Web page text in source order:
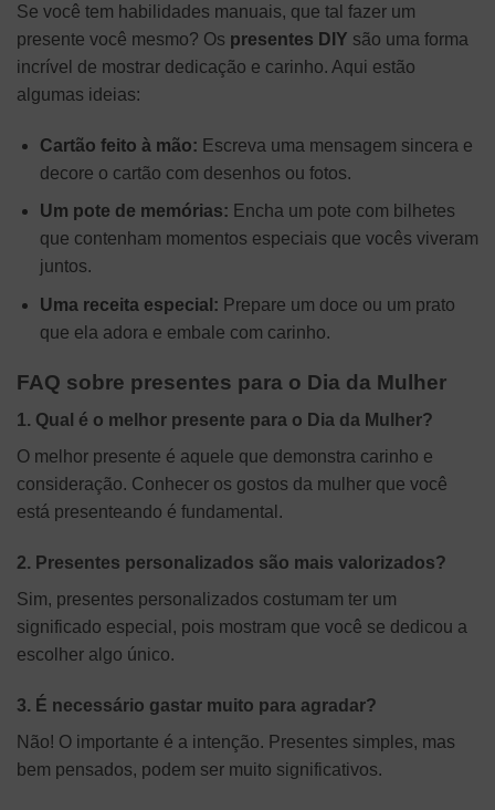
Se você tem habilidades manuais, que tal fazer um
presente você mesmo? Os presentes DIY são uma forma
incrível de mostrar dedicação e carinho. Aqui estão
algumas ideias:
Cartão feito à mão: Escreva uma mensagem sincera e
decore o cartão com desenhos ou fotos.
Um pote de memórias: Encha um pote com bilhetes
que contenham momentos especiais que vocês viveram
juntos.
Uma receita especial: Prepare um doce ou um prato
que ela adora e embale com carinho.
FAQ sobre presentes para o Dia da Mulher
1. Qual é o melhor presente para o Dia da Mulher?
O melhor presente é aquele que demonstra carinho e
consideração. Conhecer os gostos da mulher que você
está presenteando é fundamental.
2. Presentes personalizados são mais valorizados?
Sim, presentes personalizados costumam ter um
significado especial, pois mostram que você se dedicou a
escolher algo único.
3. É necessário gastar muito para agradar?
Não! O importante é a intenção. Presentes simples, mas
bem pensados, podem ser muito significativos.